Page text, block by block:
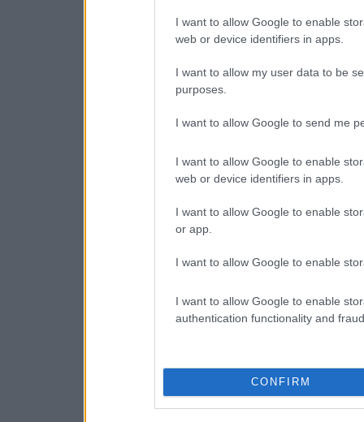
I want to allow Google to enable
web or device identifiers in apps.
I want to allow my user data to be
purposes.
I want to allow Google to send me
I want to allow Google to enable
web or device identifiers in apps.
I want to allow Google to enable
or app.
I want to allow Google to enable
I want to allow Google to enable
authentication functionality and
CONFIRM